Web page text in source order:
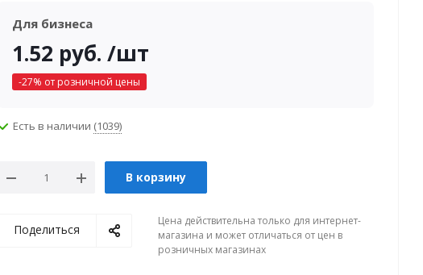
Для бизнеса
1.52 руб. /шт
-27% от розничной цены
Есть в наличии (1039)
В корзину
Поделиться
Цена действительна только для интернет-
магазина и может отличаться от цен в
розничных магазинах